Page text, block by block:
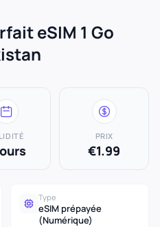
eSIM 1 Go
PRIX
€1.99
Type
eSIM prépayée
(Numérique)